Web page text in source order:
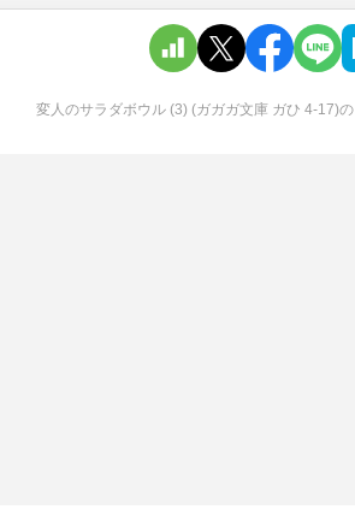
変人のサラダボウル (3) (ガガガ文庫 ガひ 4-17)の